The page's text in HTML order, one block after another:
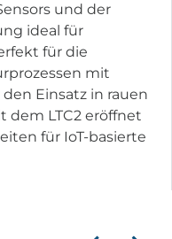
und der
ideal für
für die
mit
Einsatz in rauen
LTC2 eröffnet
für IoT-basierte